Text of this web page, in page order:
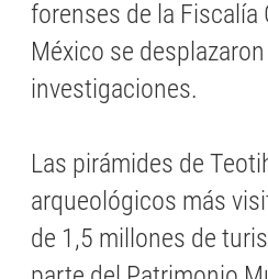
forenses de la Fiscalía
México se
investigaciones.
Las pirámides de
arqueológicos más
de 1,5 millones de